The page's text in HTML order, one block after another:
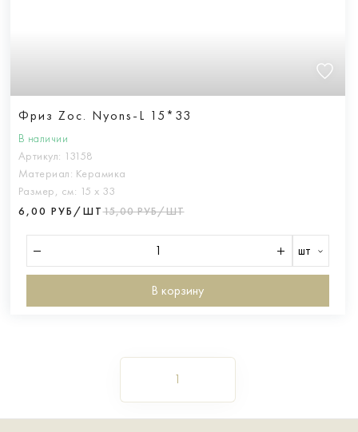
Фриз Zoc. Nyons-L 15*33
В наличии
Артикул: 13158
Материал: Керамика
Размер, см: 15 х 33
6,00 РУБ/ШТ15,00 РУБ/ШТ
шт
В корзину
1